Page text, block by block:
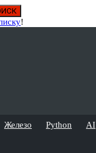
!
Железо Python AI